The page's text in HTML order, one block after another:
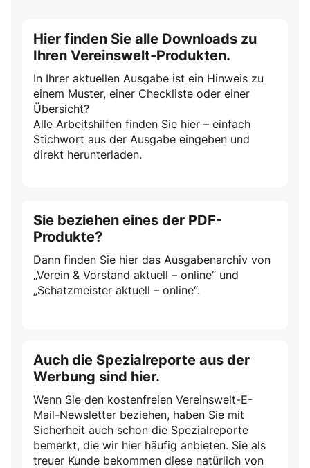
Hier finden Sie alle Downloads zu
Ihren Vereinswelt-Produkten.
In Ihrer aktuellen Ausgabe ist ein Hinweis zu
einem Muster, einer Checkliste oder einer
Übersicht?
Alle Arbeitshilfen finden Sie hier – einfach
Stichwort aus der Ausgabe eingeben und
direkt herunterladen.
Sie beziehen eines der PDF-
Produkte?
Dann finden Sie hier das Ausgabenarchiv von
„Verein & Vorstand aktuell – online“ und
„Schatzmeister aktuell – online“.
Auch die Spezialreporte aus der
Werbung sind hier.
Wenn Sie den kostenfreien Vereinswelt-E-
Mail-Newsletter beziehen, haben Sie mit
Sicherheit auch schon die Spezialreporte
bemerkt, die wir hier häufig anbieten. Sie als
treuer Kunde bekommen diese natürlich von